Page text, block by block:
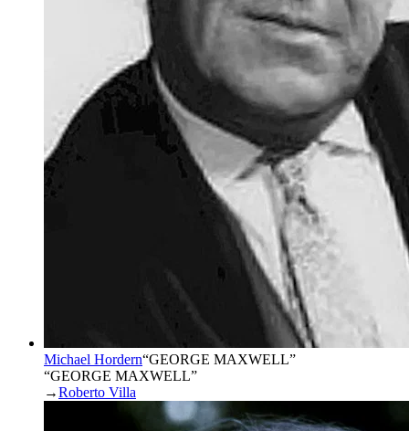
Michael Hordern“GEORGE MAXWELL”
“GEORGE MAXWELL”
→Roberto Villa